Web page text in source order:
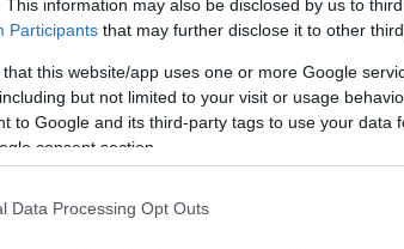
This information may also be disclosed by us to
Participants that may further disclose it to other
that this website/app uses one or more Google
but not limited to your visit or usage
to Google and its third-party tags to use your data
consent section.
Data Processing Opt Outs